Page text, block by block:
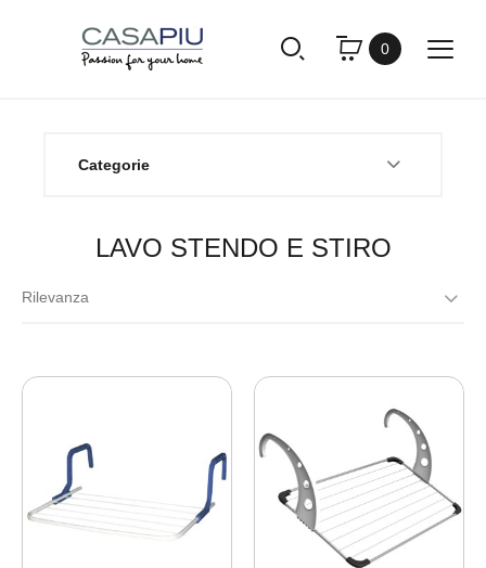
0
Categorie
LAVO STENDO E STIRO
Rilevanza